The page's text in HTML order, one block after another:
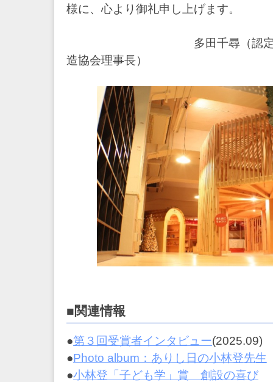
様に、心より御礼申し上げます。
多田千尋（認定NPO法
造協会理事長）
■関連情報
●第３回受賞者インタビュー(2025.09)
●Photo album：ありし日の小林登先生
●小林登「子ども学」賞 創設の喜び